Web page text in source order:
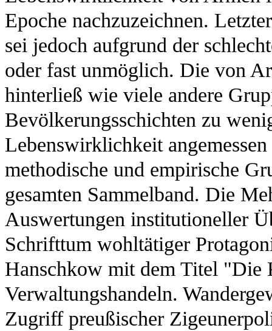
Epoche nachzuzeichnen.
sei jedoch aufgrund der
oder fast unmöglich. Die von
hinterließ wie viele andere
Bevölkerungsschichten zu
Lebenswirklichkeit
methodische und empirische
gesamten Sammelband. Die
Auswertungen institutioneller
Schrifttum wohltätiger
Hanschkow mit dem Titel
Verwaltungshandeln.
Zugriff preußischer